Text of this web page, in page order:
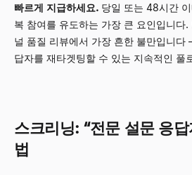
빠르게 지급하세요. 당일 또는 48시간
복 참여를 유도하는 가장 큰 요인입니다
널 품질 리뷰에서 가장 흔한 불만입니다
답자를 재타겟팅할 수 있는 지속적인 풀
스크리닝: “전문 설문 응
법